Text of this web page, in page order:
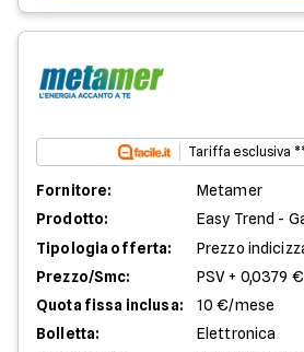
Tariffa esclusiva
Fornitore:
Metamer
Prodotto:
Easy Trend -
Tipologia offerta:
Prezzo
Prezzo/Smc:
PSV + 0,0379 €
Quota fissa inclusa:
10 €/mese
Bolletta:
Elettronica